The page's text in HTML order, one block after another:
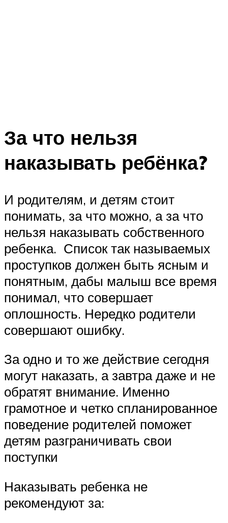
За что нельзя
наказывать ребёнка?
И родителям, и детям стоит
понимать, за что можно, а за что
нельзя наказывать собственного
ребенка. Список так называемых
проступков должен быть ясным и
понятным, дабы малыш все время
понимал, что совершает
оплошность. Нередко родители
совершают ошибку.
За одно и то же действие сегодня
могут наказать, а завтра даже и не
обратят внимание. Именно
грамотное и четко спланированное
поведение родителей поможет
детям разграничивать свои
поступки
Наказывать ребенка не
рекомендуют за: